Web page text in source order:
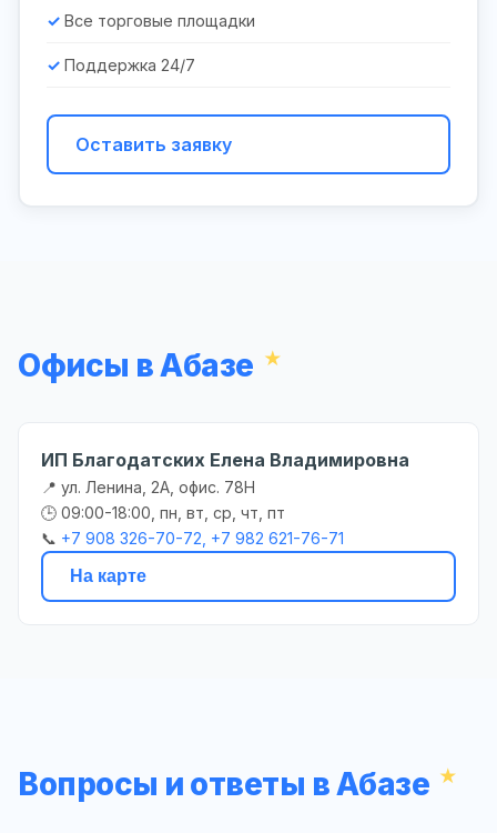
Все торговые площадки
Поддержка 24/7
Оставить заявку
Офисы в Абазе
ИП Благодатских Елена Владимировна
📍 ул. Ленина, 2А, офис. 78Н
🕒 09:00-18:00, пн, вт, ср, чт, пт
📞 +7 908 326-70-72, +7 982 621-76-71
На карте
Вопросы и ответы в Абазе